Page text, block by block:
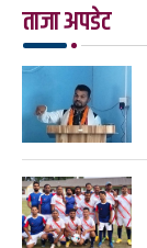
ताजा अपडेट